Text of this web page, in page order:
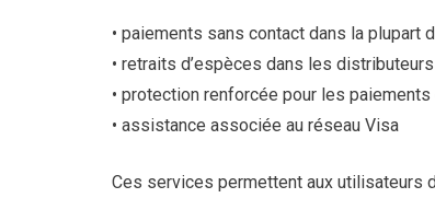
• paiements sans contact dans la plupart
• retraits d’espèces dans les
• protection renforcée pour les paiements
• assistance associée au réseau Visa
Ces services permettent aux utilisateurs